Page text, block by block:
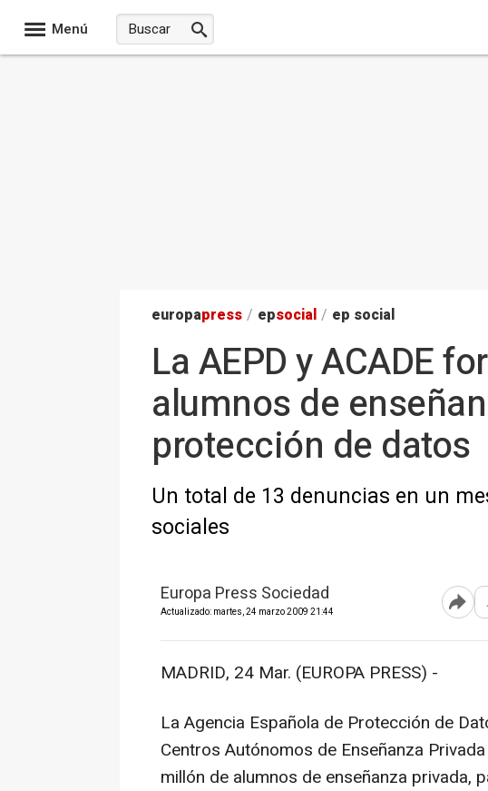
Menú
europapress / epsocial / ep social
La AEPD y ACADE
alumnos de
protección de datos
Un total de 13 denuncias en un
sociales
Europa Press Sociedad
Actualizado: martes, 24 marzo 2009 21:44 Abrir
MADRID, 24 Mar. (EUROPA PRESS) -
La Agencia Española de Protección de
Centros Autónomos de Enseñanza
millón de alumnos de enseñanza privada,